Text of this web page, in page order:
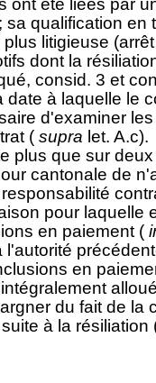
ont été liées par
qualification en
litigieuse
dont la
consid. 3 et
à laquelle le
d'examiner
( supra let.
plus que sur
cantonale de
pour laquelle
en paiement (
l'autorité
en
du fait de la
à la résiliation